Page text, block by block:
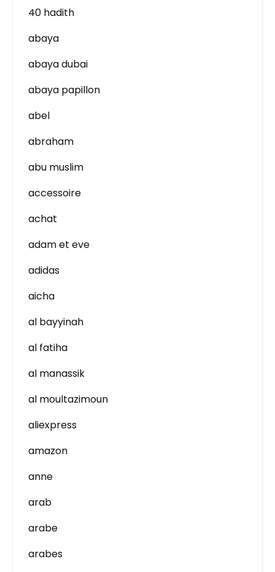
40 hadith
abaya
abaya dubai
abaya papillon
abel
abraham
abu muslim
accessoire
achat
adam et eve
adidas
aicha
al bayyinah
al fatiha
al manassik
al moultazimoun
aliexpress
amazon
anne
arab
arabe
arabes